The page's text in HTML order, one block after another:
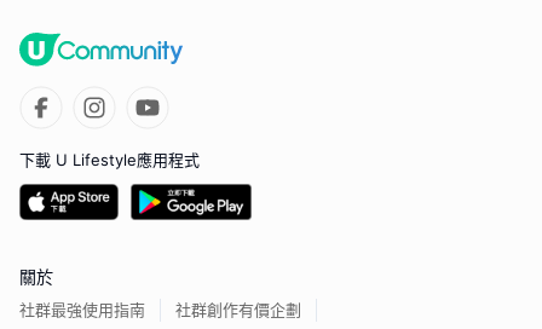
下載 U Lifestyle應用程式
關於
社群最強使用指南 社群創作有價企劃